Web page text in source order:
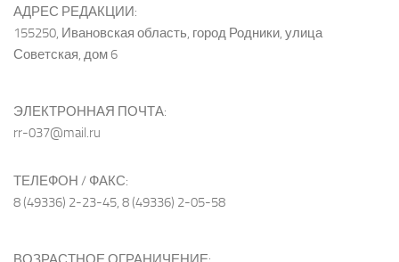
АДРЕС РЕДАКЦИИ:
155250, Ивановская область, город Родники, улица
Советская, дом 6
ЭЛЕКТРОННАЯ ПОЧТА:
rr-037@mail.ru
ТЕЛЕФОН / ФАКС:
8 (49336) 2-23-45, 8 (49336) 2-05-58